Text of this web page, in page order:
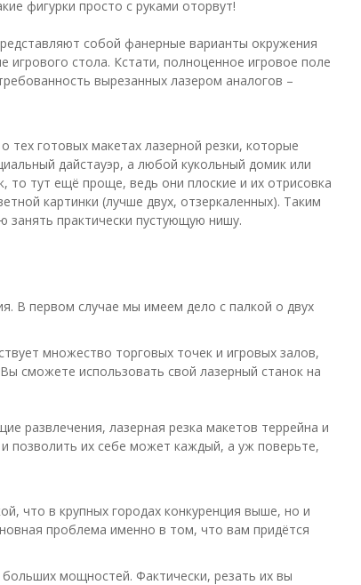
фигурки просто с руками оторвут!
собой фанерные варианты окружения
стола. Кстати, полноценное игровое поле
вырезанных лазером аналогов –
тех готовых макетах лазерной резки, которые
дайстауэр, а любой кукольный домик или
то тут ещё проще, ведь они плоские и их отрисовка
картинки (лучше двух, отзеркаленных). Таким
занять практически пустующую нишу.
В первом случае мы имеем дело с палкой о двух
множество торговых точек и игровых залов,
сможете использовать свой лазерный станок на
развлечения, лазерная резка макетов террейна и
позволить их себе может каждый, а уж поверьте,
что в крупных городах конкуренция выше, но и
проблема именно в том, что вам придётся
мощностей. Фактически, резать их вы